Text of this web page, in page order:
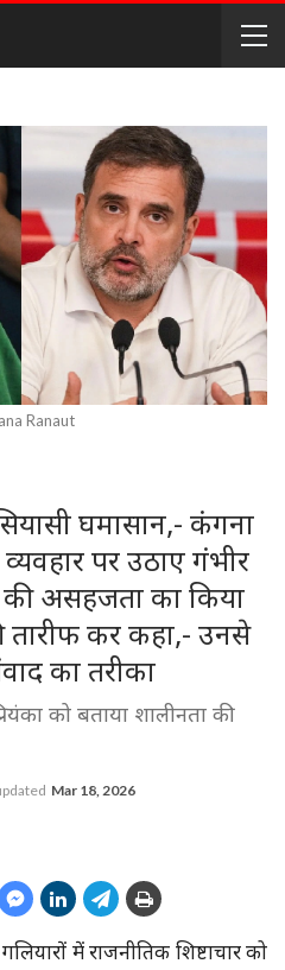
Ranaut
घमासान,- कंगना
पर उठाए गंभीर
असहजता का किया
तारीफ कर कहा,- उनसे
का तरीका
को बताया शालीनता की
Mar 18, 2026
में राजनीतिक शिष्टाचार को